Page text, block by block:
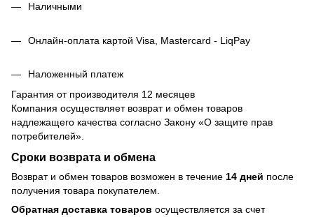
Наличными
Онлайн-оплата картой Visa, Mastercard - LiqPay
Наложенный платеж
Гарантия от производителя 12 месяцев
Компания осуществляет возврат и обмен товаров
надлежащего качества согласно Закону «О защите прав
потребителей»
Сроки возврата и обмена
Возврат и обмен товаров возможен в течение 14 дней после
получения товара покупателем.
Обратная доставка товаров осуществляется за счет